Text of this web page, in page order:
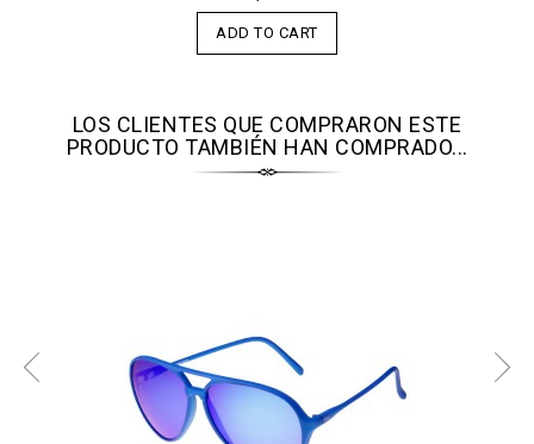
ADD TO CART
LOS CLIENTES QUE COMPRARON ESTE
PRODUCTO TAMBIÉN HAN COMPRADO...